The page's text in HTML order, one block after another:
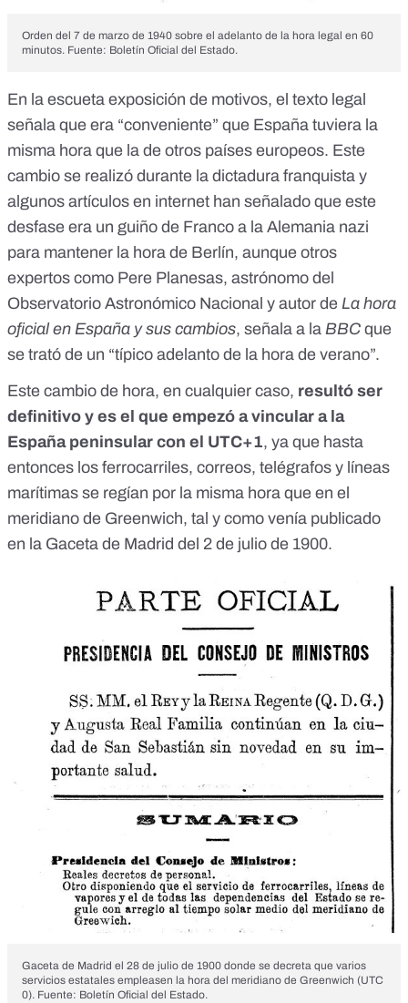
Orden del 7 de marzo de 1940 sobre el adelanto de la hora legal en 60
minutos. Fuente: Boletín Oficial del Estado.
En la escueta exposición de motivos, el texto legal
señala que era “conveniente” que España tuviera la
misma hora que la de otros países europeos. Este
cambio se realizó durante la dictadura franquista y
algunos artículos en internet han señalado que este
desfase era un guiño de Franco a la Alemania nazi
para mantener la hora de Berlín, aunque otros
expertos como Pere Planesas, astrónomo del
Observatorio Astronómico Nacional y autor de La hora
oficial en España y sus cambios, señala a la BBC que
se trató de un “típico adelanto de la hora de verano”.
Este cambio de hora, en cualquier caso, resultó ser
definitivo y es el que empezó a vincular a la
España peninsular con el UTC+1, ya que hasta
entonces los ferrocarriles, correos, telégrafos y líneas
marítimas se regían por la misma hora que en el
meridiano de Greenwich, tal y como venía publicado
en la Gaceta de Madrid del 2 de julio de 1900.
Gaceta de Madrid el 28 de julio de 1900 donde se decreta que varios
servicios estatales empleasen la hora del meridiano de Greenwich (UTC
0). Fuente: Boletín Oficial del Estado.